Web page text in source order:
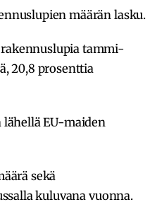
määrän lasku.
tammi-
20,8 prosenttia
EU-maiden
sekä
kuluvana vuonna.